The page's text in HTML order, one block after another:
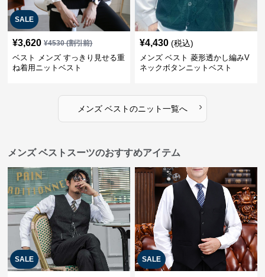
SALE
¥3,620 ¥4530(割引前)
ベスト メンズ すっきり見せる重
ね着用ニットベスト
¥4,430 (税込)
メンズ ベスト 菱形透かし編みV
ネックボタンニットベスト
メンズ ベストのニット一覧へ ›
メンズ ベストスーツのおすすめアイテム
SALE SALE